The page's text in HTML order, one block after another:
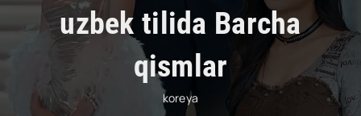
uzbek tilida Barcha
qismlar
koreya